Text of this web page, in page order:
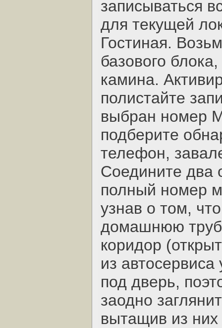
записываться
для текущей
Гостиная.
базового
камина.
полистайте
выбран номер
подберите
телефон,
Соедините два
полный номер
узнав о том,
домашнюю
коридор
из
под дверь,
заодно
вытащив из них